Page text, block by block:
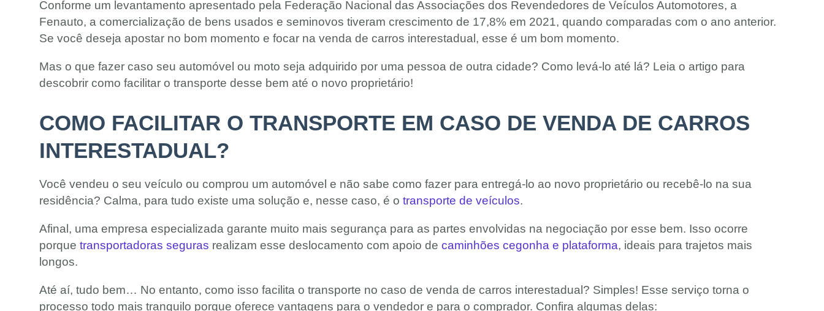
Conforme um levantamento apresentado pela Federação Nacional das Associações dos Revendedores de Veículos Automotores, a
Fenauto, a comercialização de bens usados e seminovos tiveram crescimento de 17,8% em 2021, quando comparadas com o ano anterior.
Se você deseja apostar no bom momento e focar na venda de carros interestadual, esse é um bom momento.
Mas o que fazer caso seu automóvel ou moto seja adquirido por uma pessoa de outra cidade? Como levá-lo até lá? Leia o artigo para
descobrir como facilitar o transporte desse bem até o novo proprietário!
COMO FACILITAR O TRANSPORTE EM CASO DE VENDA DE CARROS
INTERESTADUAL?
Você vendeu o seu veículo ou comprou um automóvel e não sabe como fazer para entregá-lo ao novo proprietário ou recebê-lo na sua
residência? Calma, para tudo existe uma solução e, nesse caso, é o transporte de veículos.
Afinal, uma empresa especializada garante muito mais segurança para as partes envolvidas na negociação por esse bem. Isso ocorre
porque transportadoras seguras realizam esse deslocamento com apoio de caminhões cegonha e plataforma, ideais para trajetos mais
longos.
Até aí, tudo bem… No entanto, como isso facilita o transporte no caso de venda de carros interestadual? Simples! Esse serviço torna o
processo todo mais tranquilo porque oferece vantagens para o vendedor e para o comprador. Confira algumas delas: